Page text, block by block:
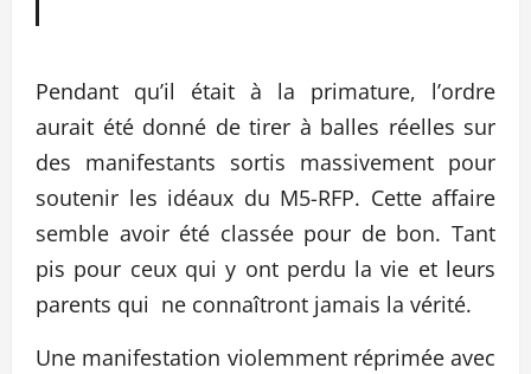
Pendant qu’il était à la primature, l’ordre
aurait été donné de tirer à balles réelles sur
des manifestants sortis massivement pour
soutenir les idéaux du M5-RFP. Cette affaire
semble avoir été classée pour de bon. Tant
pis pour ceux qui y ont perdu la vie et leurs
parents qui ne connaîtront jamais la vérité.
Une manifestation violemment réprimée avec